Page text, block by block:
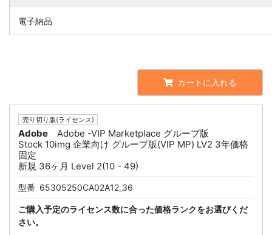
電子納品
カートに入れる
売り切り版(ライセンス)
Adobe
Adobe -VIP Marketplace グループ版
Stock 10img 企業向け グループ版(VIP MP) LV2 3年価格
固定
新規 36ヶ月 Level 2(10 - 49)
型番 65305250CA02A12_36
ご購入予定のライセンス数に合った価格ランクをお選びくだ
さい。